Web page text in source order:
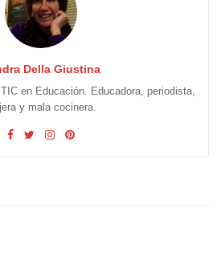
Della Giustina
en Educación. Educadora, periodista,
y mala cocinera.